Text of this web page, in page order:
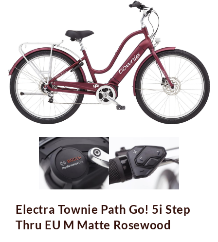
Electra Townie Path Go! 5i Step
Thru EU M Matte Rosewood